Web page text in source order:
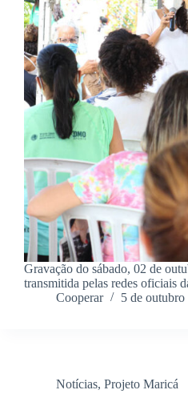
Gravação do sábado, 02 de
transmitida pelas redes oficiais
Cooperar
5 de outubro
Notícias, Projeto Maricá